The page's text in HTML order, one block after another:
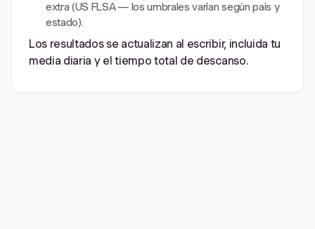
extra (US FLSA — los umbrales varían según país y
estado).
Los resultados se actualizan al escribir, incluida tu
media diaria y el tiempo total de descanso.